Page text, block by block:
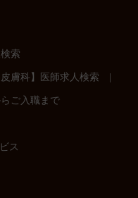
索
皮膚科】医師求人検索 |
ご入職まで
ス